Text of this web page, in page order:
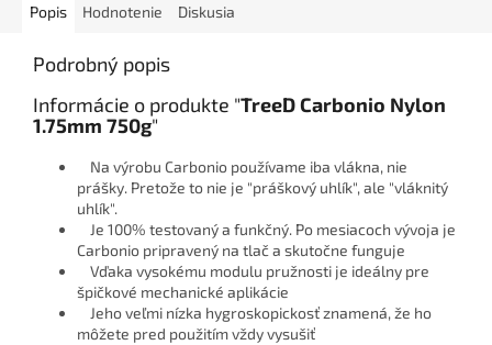
Popis Hodnotenie Diskusia
Podrobný popis
Informácie o produkte "TreeD Carbonio Nylon
1.75mm 750g"
Na výrobu Carbonio používame iba vlákna, nie
prášky. Pretože to nie je "práškový uhlík", ale "vláknitý
uhlík".
Je 100% testovaný a funkčný. Po mesiacoch vývoja je
Carbonio pripravený na tlač a skutočne funguje
Vďaka vysokému modulu pružnosti je ideálny pre
špičkové mechanické aplikácie
Jeho veľmi nízka hygroskopickosť znamená, že ho
môžete pred použitím vždy vysušiť